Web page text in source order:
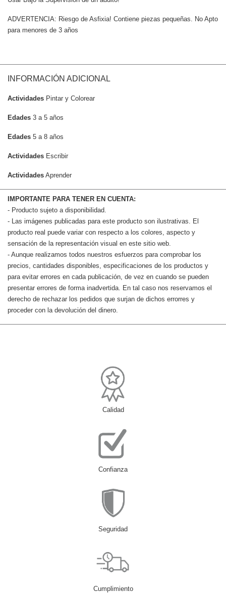
ADVERTENCIA: Riesgo de Asfixia! Contiene piezas pequeñas. No Apto
para menores de 3 años
INFORMACIÓN ADICIONAL
Actividades Pintar y Colorear
Edades 3 a 5 años
Edades 5 a 8 años
Actividades Escribir
Actividades Aprender
IMPORTANTE PARA TENER EN CUENTA:
- Producto sujeto a disponibilidad.
- Las imágenes publicadas para este producto son ilustrativas. El
producto real puede variar con respecto a los colores, aspecto y
sensación de la representación visual en este sitio web.
- Aunque realizamos todos nuestros esfuerzos para comprobar los
precios, cantidades disponibles, especificaciones de los productos y
para evitar errores en cada publicación, de vez en cuando se pueden
presentar errores de forma inadvertida. En tal caso nos reservamos el
derecho de rechazar los pedidos que surjan de dichos errorres y
proceder con la devolución del dinero.
Calidad
Confianza
Seguridad
Cumplimiento